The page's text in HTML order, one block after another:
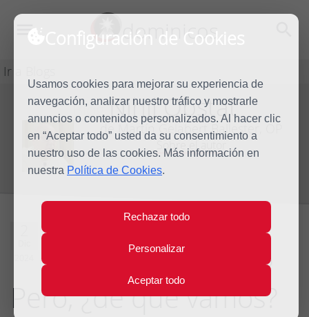
Configuración de Cookies
Usamos cookies para mejorar su experiencia de
navegación, analizar nuestro tráfico y mostrarle
anuncios o contenidos personalizados. Al hacer clic
en “Aceptar todo” usted da su consentimiento a
nuestro uso de las cookies. Más información en
nuestra Política de Cookies.
Rechazar todo
Personalizar
Aceptar todo
dominicos
Ir a Blogs
BlogNihil Obstat
de Martín Gelabert Ballester, OP
Sobre el autor
¿Sanación
intergeneracional?
Pero, ¿de qué vamos?